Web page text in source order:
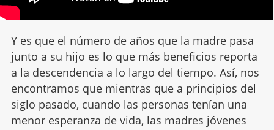
Y es que el número de años que la madre pasa
junto a su hijo es lo que más beneficios reporta
a la descendencia a lo largo del tiempo. Así, nos
encontramos que mientras que a principios del
siglo pasado, cuando las personas tenían una
menor esperanza de vida, las madres jóvenes